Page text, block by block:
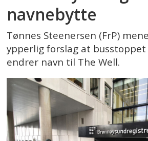
navnebytte
Tønnes Steenersen (FrP)
ypperlig forslag at
endrer navn til The Well.